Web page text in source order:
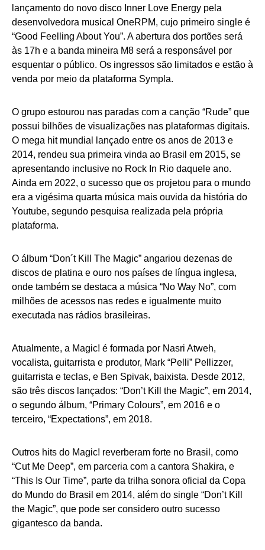
lançamento do novo disco Inner Love Energy pela
desenvolvedora musical OneRPM, cujo primeiro single é
“Good Feelling About You”. A abertura dos portões será
às 17h e a banda mineira M8 será a responsável por
esquentar o público. Os ingressos são limitados e estão à
venda por meio da plataforma Sympla.
O grupo estourou nas paradas com a canção “Rude” que
possui bilhões de visualizações nas plataformas digitais.
O mega hit mundial lançado entre os anos de 2013 e
2014, rendeu sua primeira vinda ao Brasil em 2015, se
apresentando inclusive no Rock In Rio daquele ano.
Ainda em 2022, o sucesso que os projetou para o mundo
era a vigésima quarta música mais ouvida da história do
Youtube, segundo pesquisa realizada pela própria
plataforma.
O álbum “Don´t Kill The Magic” angariou dezenas de
discos de platina e ouro nos países de língua inglesa,
onde também se destaca a música “No Way No”, com
milhões de acessos nas redes e igualmente muito
executada nas rádios brasileiras.
Atualmente, a Magic! é formada por Nasri Atweh,
vocalista, guitarrista e produtor, Mark “Pelli” Pellizzer,
guitarrista e teclas, e Ben Spivak, baixista. Desde 2012,
são três discos lançados: “Don’t Kill the Magic”, em 2014,
o segundo álbum, “Primary Colours”, em 2016 e o
terceiro, “Expectations”, em 2018.
Outros hits do Magic! reverberam forte no Brasil, como
“Cut Me Deep”, em parceria com a cantora Shakira, e
“This Is Our Time”, parte da trilha sonora oficial da Copa
do Mundo do Brasil em 2014, além do single “Don’t Kill
the Magic”, que pode ser considero outro sucesso
gigantesco da banda.